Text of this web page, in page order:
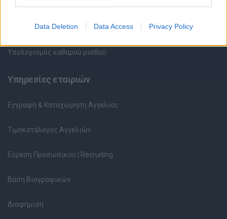
Data Deletion Data Access Privacy Policy
Ερωτήσεις συνεντεύξεων
Υπολογισμός καθαρού μισθού
Υπηρεσίες εταιριών
Εγγραφή & Καταχώρηση Αγγελίας
Τιμοκατάλογος Αγγελιών
Εύρεση Προσωπικού | Recruiting
Βάση Βιογραφικών
Διαφήμιση